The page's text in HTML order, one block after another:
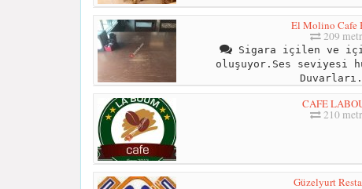
El Molino Cafe
209
Sigara içilen ve
oluşuyor.Ses seviyesi
CAFE
210
Güzelyurt